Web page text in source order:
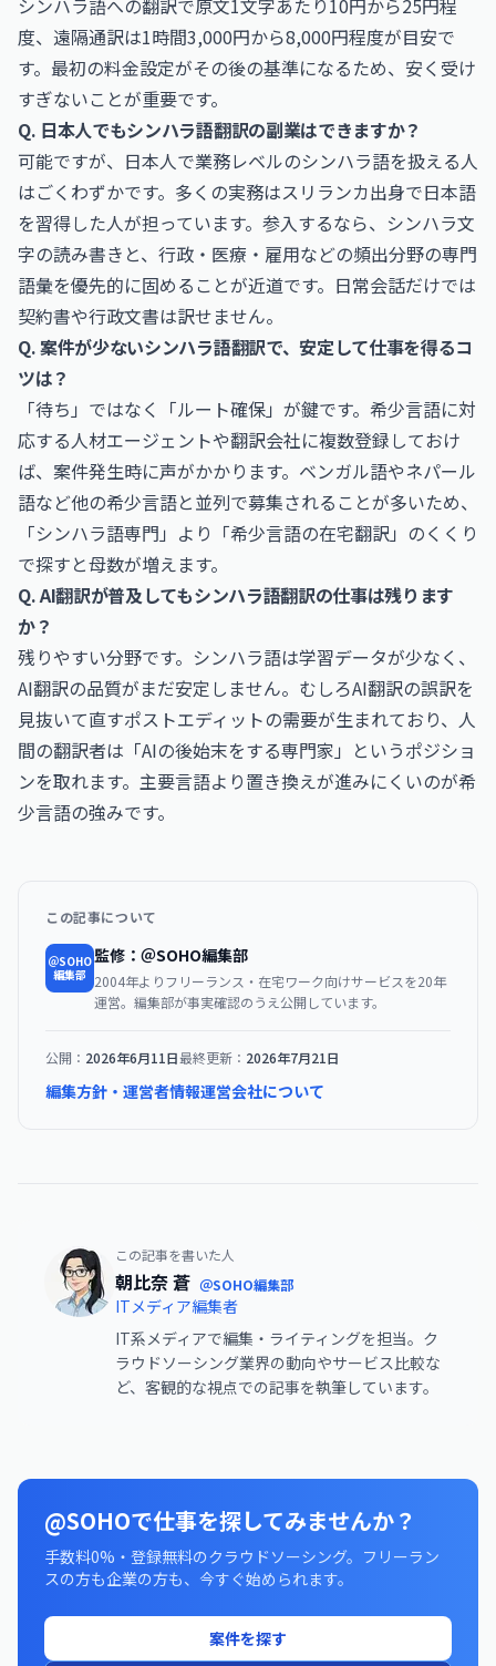
シンハラ語への翻訳で原文1文字あたり10円から25円程
度、遠隔通訳は1時間3,000円から8,000円程度が目安で
す。最初の料金設定がその後の基準になるため、安く受け
すぎないことが重要です。
Q. 日本人でもシンハラ語翻訳の副業はできますか？
可能ですが、日本人で業務レベルのシンハラ語を扱える人
はごくわずかです。多くの実務はスリランカ出身で日本語
を習得した人が担っています。参入するなら、シンハラ文
字の読み書きと、行政・医療・雇用などの頻出分野の専門
語彙を優先的に固めることが近道です。日常会話だけでは
契約書や行政文書は訳せません。
Q. 案件が少ないシンハラ語翻訳で、安定して仕事を得るコ
ツは？
「待ち」ではなく「ルート確保」が鍵です。希少言語に対
応する人材エージェントや翻訳会社に複数登録しておけ
ば、案件発生時に声がかかります。ベンガル語やネパール
語など他の希少言語と並列で募集されることが多いため、
「シンハラ語専門」より「希少言語の在宅翻訳」のくくり
で探すと母数が増えます。
Q. AI翻訳が普及してもシンハラ語翻訳の仕事は残ります
か？
残りやすい分野です。シンハラ語は学習データが少なく、
AI翻訳の品質がまだ安定しません。むしろAI翻訳の誤訳を
見抜いて直すポストエディットの需要が生まれており、人
間の翻訳者は「AIの後始末をする専門家」というポジショ
ンを取れます。主要言語より置き換えが進みにくいのが希
少言語の強みです。
この記事について
＠SOHO
編集部
監修：＠SOHO編集部
2004年よりフリーランス・在宅ワーク向けサービスを20年
運営。編集部が事実確認のうえ公開しています。
公開： 2026年6月11日最終更新： 2026年7月21日
編集方針・運営者情報運営会社について
この記事を書いた人
朝比奈 蒼 ＠SOHO編集部
ITメディア編集者
IT系メディアで編集・ライティングを担当。ク
ラウドソーシング業界の動向やサービス比較な
ど、客観的な視点での記事を執筆しています。
@SOHOで仕事を探してみませんか？
手数料0%・登録無料のクラウドソーシング。フリーラン
スの方も企業の方も、今すぐ始められます。
案件を探す